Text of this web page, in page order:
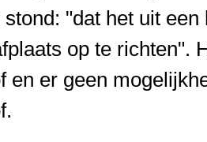
"dat het uit
op te richten".
en er geen